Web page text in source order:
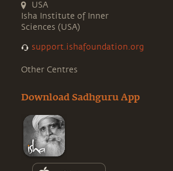
USA
Isha Institute of Inner
Sciences (USA)
support.ishafoundation.org
Other Centres
Download Sadhguru App